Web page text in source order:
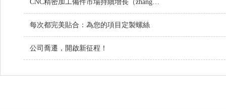
CNC精密加工備件市場持續增長（zhǎng），技術創（chuàng）新引領行業未來（lái）
每次都完美貼合：為您的項目定製螺絲
公司喬遷，開啟新征程！